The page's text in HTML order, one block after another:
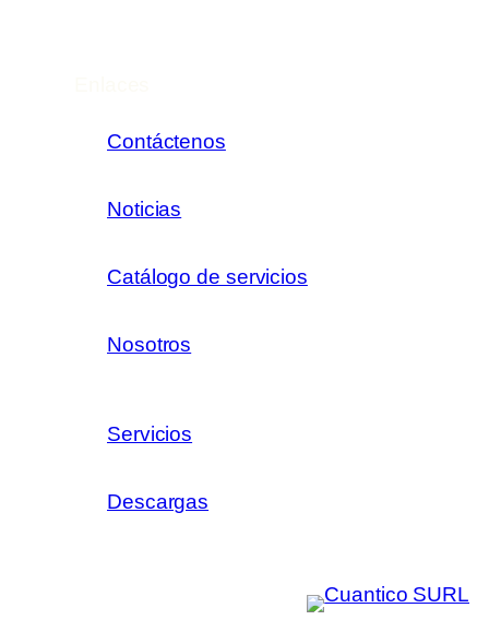
Contáctenos
Noticias
Catálogo de servicios
Nosotros
Servicios
Descargas